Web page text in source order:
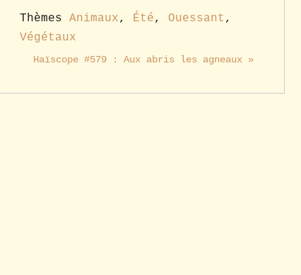
Thèmes Animaux, Été, Ouessant ,
Végétaux
Haïscope #579 : Aux abris les agneaux »